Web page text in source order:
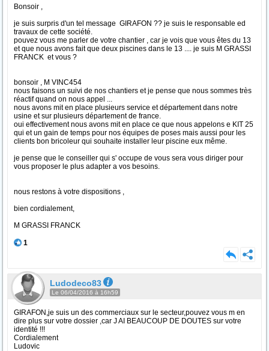
Bonsoir ,
je suis surpris d'un tel message GIRAFON ?? je suis le responsable ed
travaux de cette société.
pouvez vous me parler de votre chantier , car je vois que vous êtes du 13
et que nous avons fait que deux piscines dans le 13 .... je suis M GRASSI
FRANCK et vous ?
bonsoir , M VINC454
nous faisons un suivi de nos chantiers et je pense que nous sommes très
réactif quand on nous appel ...
nous avons mit en place plusieurs service et département dans notre
usine et sur plusieurs département de france.
oui effectivement nous avons mit en place ce que nous appelons e KIT 25
qui et un gain de temps pour nos équipes de poses mais aussi pour les
clients bon bricoleur qui souhaite installer leur piscine eux même.
je pense que le conseiller qui s' occupe de vous sera vous diriger pour
vous proposer le plus adapter a vos besoins.
nous restons à votre dispositions ,
bien cordialement,
M GRASSI FRANCK
1
Ludodeco83
Le 06/04/2016 à 16h59
GIRAFON,je suis un des commerciaux sur le secteur,pouvez vous m en
dire plus sur votre dossier ,car J AI BEAUCOUP DE DOUTES sur votre
identité !!!
Cordialement
Ludovic